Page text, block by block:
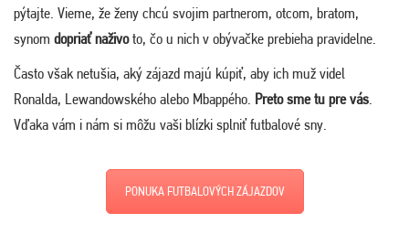
pýtajte. Vieme, že ženy chcú svojim partnerom, otcom, bratom,
synom dopriať naživoto, čo u nich v obývačke prebieha pravidelne.
Často však netušia, aký zájazd majú kúpiť, aby ich muž videl
Ronalda, Lewandowského alebo Mbappého. Preto sme tu pre vás
Vďaka vám i nám si môžu vaši blízki splniť futbalové sny.
PONUKA FUTBALOVÝCH ZÁJAZDOV